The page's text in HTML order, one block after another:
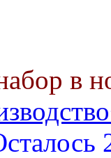
в